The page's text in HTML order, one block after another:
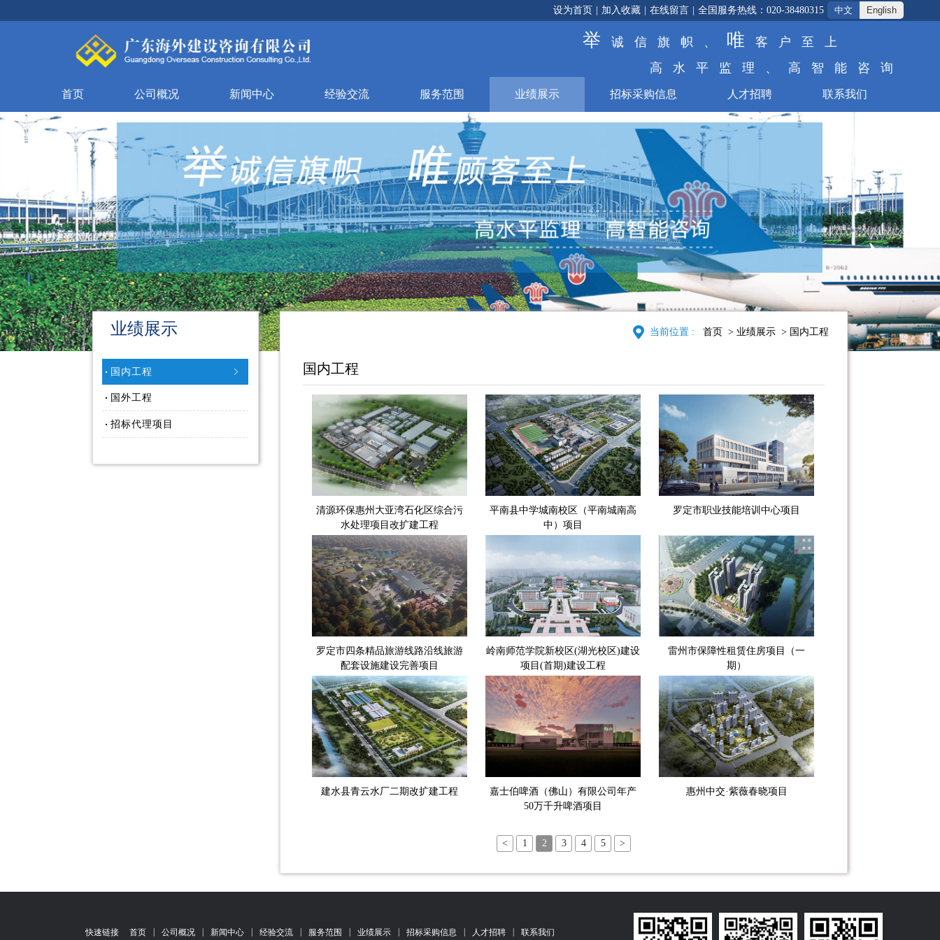
中文 English
设为首页 加入收藏 在线留言 全国服务热线：020-38480315
举 诚信旗帜、 唯
客户至上
高水平监理、高智能咨询
首页 公司概况 新闻中心 经验交流 服务范围 业绩展示 招标采购信息 人才招聘 联系我们
业绩展示
国内工程
国外工程
招标代理项目
当前位置 : 首页 > 业绩展示 > 国内工程
国内工程
清源环保惠州大亚湾石化区综合污
水处理项目改扩建工程
平南县中学城南校区（平南城南高
中）项目
罗定市职业技能培训中心项目
罗定市四条精品旅游线路沿线旅游
配套设施建设完善项目
岭南师范学院新校区(湖光校区)建设
项目(首期)建设工程
雷州市保障性租赁住房项目（一
期）
建水县青云水厂二期改扩建工程
嘉士伯啤酒（佛山）有限公司年产
50万千升啤酒项目
惠州中交·紫薇春晓项目
< 1 2 3 4 5 >
快速链接 首页 | 公司概况 | 新闻中心 | 经验交流 | 服务范围 | 业绩展示 | 招标采购信息 | 人才招聘 | 联系我们